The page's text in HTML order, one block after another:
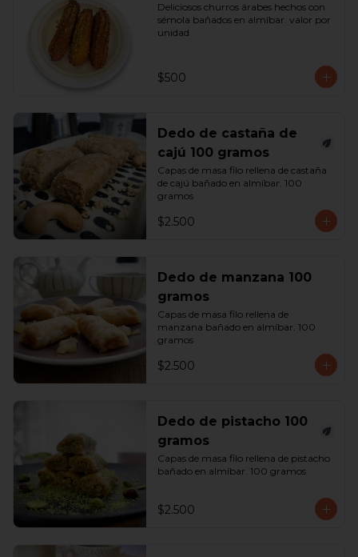
Deliciosos churros árabes hechos con
sémola bañados en almíbar. valor por
unidad
$500
Dedo de castaña de
cajú 100 gramos
Capas de masa filo rellena de castaña
de cajú bañado en almíbar. 100
gramos
$2.500
Dedo de manzana 100
gramos
Capas de masa filo rellena de
manzana bañado en almíbar. 100
gramos
$2.500
Dedo de pistacho 100
gramos
Capas de masa filo rellena de pistacho
bañado en almíbar. 100 gramos
$2.500